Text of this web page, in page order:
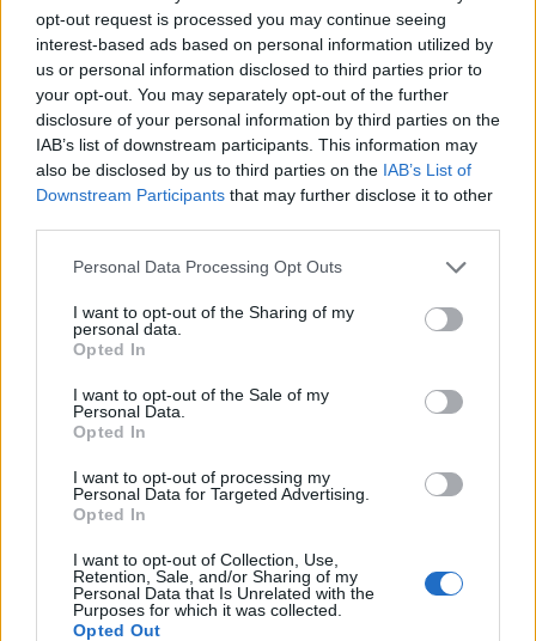
opt-out request is processed you may continue seeing
interest-based ads based on personal information utilized by
us or personal information disclosed to third parties prior to
your opt-out. You may separately opt-out of the further
disclosure of your personal information by third parties on the
IAB’s list of downstream participants. This information may
also be disclosed by us to third parties on the IAB’s List of
Downstream Participants that may further disclose it to other
Personal Data Processing Opt Outs
I want to opt-out of the Sharing of my
personal data.
Opted In
I want to opt-out of the Sale of my
Personal Data.
Opted In
I want to opt-out of processing my
Personal Data for Targeted Advertising.
Opted In
I want to opt-out of Collection, Use,
Retention, Sale, and/or Sharing of my
Personal Data that Is Unrelated with the
Purposes for which it was collected.
Opted Out
Αλέξανδρος Τσουβέλας: Μίλησε για τα σχόλια που
δέχτηκε η σύντροφός του, Εύα Καρύδη «Θα την
υπερασπιζόμουν άλλες 500 φορές»
Αθηνά Οικονομάκου: Έκανε κατάδυση και μάζεψε
Πολυνησίας μαζί με τον Μπρούνο Τσερέλα